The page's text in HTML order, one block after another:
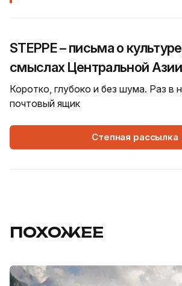
STEPPE – письма о
смыслах Центральной
Коротко, глубоко и без шума. Раз
почтовый ящик
Степная рассылка
ПОХОЖЕЕ